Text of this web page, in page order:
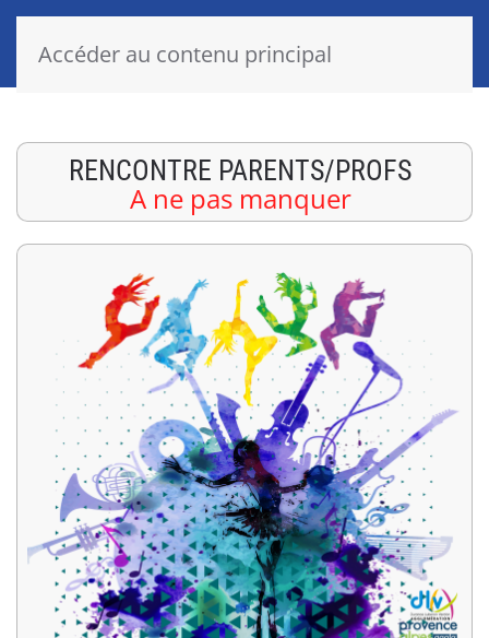
Accéder au contenu principal
RENCONTRE PARENTS/PROFS
A ne pas manquer